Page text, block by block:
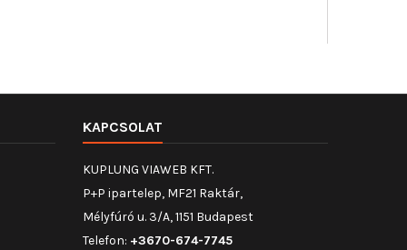
KAPCSOLAT
KUPLUNG VIAWEB KFT.
P+P ipartelep, MF21 Raktár,
Mélyfúró u. 3/A, 1151 Budapest
Telefon: +3670-674-7745